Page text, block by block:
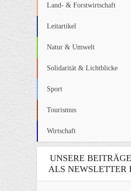
Land- & Forstwirtschaft
Leitartikel
Natur & Umwelt
Solidarität & Lichtblicke
Sport
Tourismus
Wirtschaft
UNSERE
ALS NEWSLETTER